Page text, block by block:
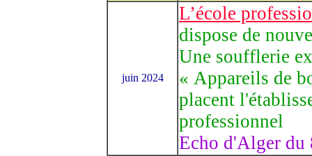
juin 2024
L’école
dispose de
Une soufflerie
« Appareils de
placent
professionnel
Echo d'Alger du